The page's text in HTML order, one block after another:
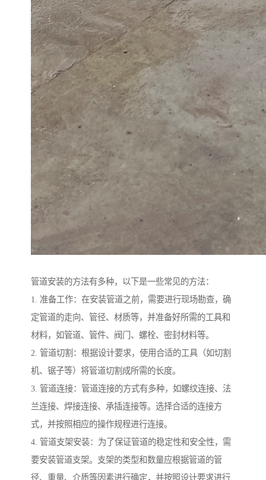
管道安装的方法有多种，以下是一些常见的方法：
1. 准备工作：在安装管道之前，需要进行现场勘查，确
定管道的走向、管径、材质等，并准备好所需的工具和
材料，如管道、管件、阀门、螺栓、密封材料等。
2. 管道切割：根据设计要求，使用合适的工具（如切割
机、锯子等）将管道切割成所需的长度。
3. 管道连接：管道连接的方式有多种，如螺纹连接、法
兰连接、焊接连接、承插连接等。选择合适的连接方
式，并按照相应的操作规程进行连接。
4. 管道支架安装：为了保证管道的稳定性和安全性，需
要安装管道支架。支架的类型和数量应根据管道的管
径、重量、介质等因素进行确定，并按照设计要求进行